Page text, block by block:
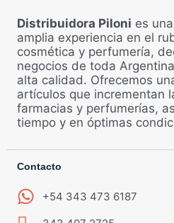
Distribuidora Piloni es
amplia experiencia en el
cosmética y perfumería,
negocios de toda
alta calidad. Ofrecemos
artículos que incrementan
farmacias y perfumerías,
tiempo y en óptimas
Contacto
+54 343 473 6187